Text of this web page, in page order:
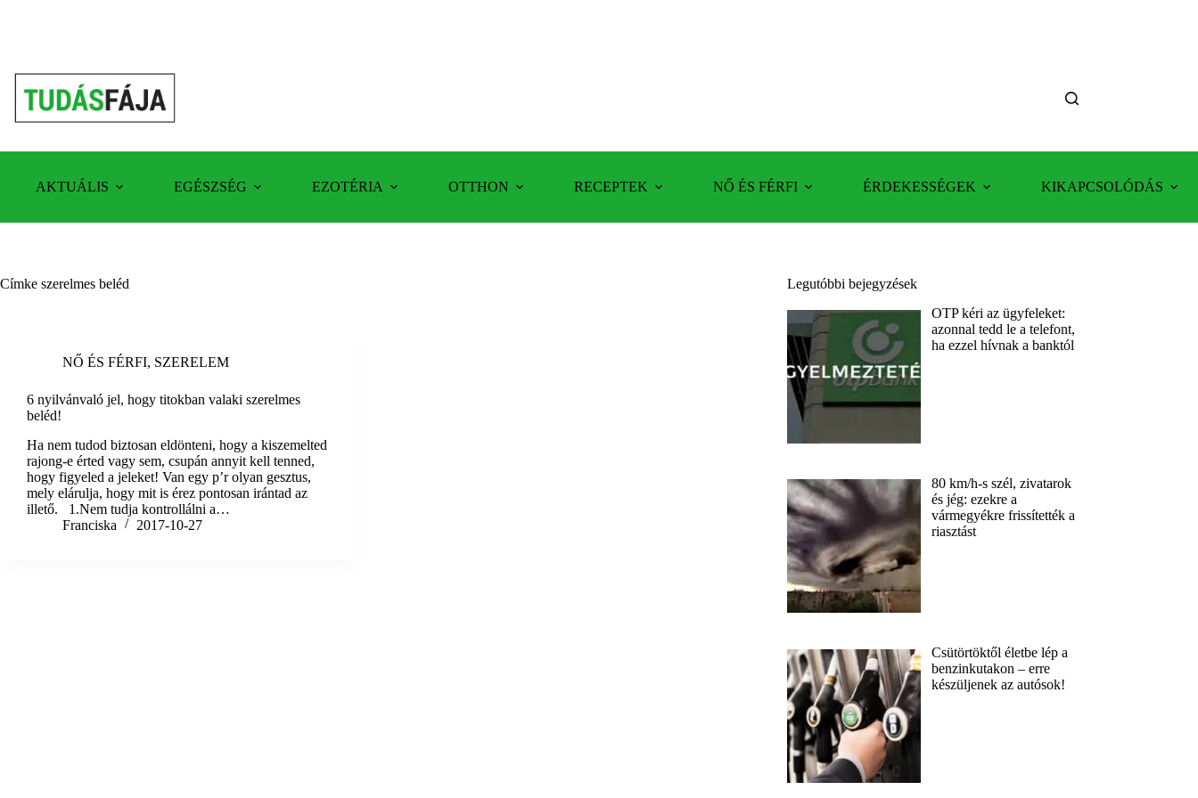
AKTUÁLIS EGÉSZSÉG EZOTÉRIA OTTHON RECEPTEK NŐ ÉS FÉRFI ÉRDEKESSÉGEK KIKAPCSOLÓDÁS
Címke szerelmes beléd
NŐ ÉS FÉRFI, SZERELEM
6 nyilvánvaló jel, hogy titokban valaki szerelmes
beléd!
Ha nem tudod biztosan eldönteni, hogy a kiszemelted
rajong-e érted vagy sem, csupán annyit kell tenned,
hogy figyeled a jeleket! Van egy p’r olyan gesztus,
mely elárulja, hogy mit is érez pontosan irántad az
illető. 1.Nem tudja kontrollálni a…
Franciska
2017-10-27
Legutóbbi bejegyzések
OTP kéri az ügyfeleket:
azonnal tedd le a telefont,
ha ezzel hívnak a banktól
80 km/h-s szél, zivatarok
és jég: ezekre a
vármegyékre frissítették a
riasztást
Csütörtöktől életbe lép a
benzinkutakon – erre
készüljenek az autósok!